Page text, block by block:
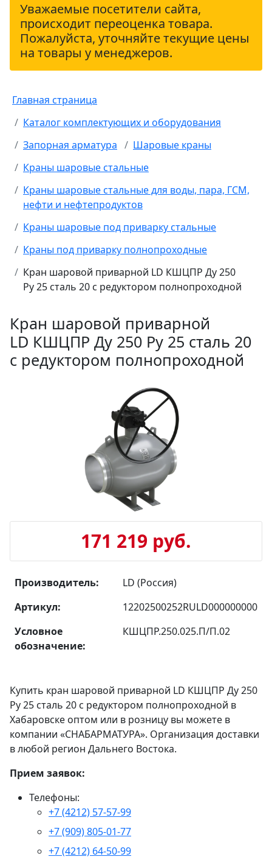
Уважаемые посетители сайта,
происходит переоценка товара.
Пожалуйста, уточняйте текущие цены
на товары у менеджеров.
Главная страница
Каталог комплектующих и оборудования
Запорная арматура
Шаровые краны
Краны шаровые стальные
Краны шаровые стальные для воды, пара, ГСМ,
нефти и нефтепродуктов
Краны шаровые под приварку стальные
Краны под приварку полнопроходные
Кран шаровой приварной LD КШЦПР Ду 250
Ру 25 сталь 20 с редуктором полнопроходной
Кран шаровой приварной
LD КШЦПР Ду 250 Ру 25 сталь 20
с редуктором полнопроходной
171 219 руб.
Производитель:
LD (Россия)
Артикул:
12202500252RULD000000000
Условное
обозначение:
КШЦПР.250.025.П/П.02
Купить кран шаровой приварной LD КШЦПР Ду 250
Ру 25 сталь 20 с редуктором полнопроходной в
Хабаровске оптом или в розницу вы можете в
компании «СНАБАРМАТУРА». Организация доставки
в любой регион Дальнего Востока.
Прием заявок:
Телефоны:
+7 (4212) 57-57-99
+7 (909) 805-01-77
+7 (4212) 64-50-99